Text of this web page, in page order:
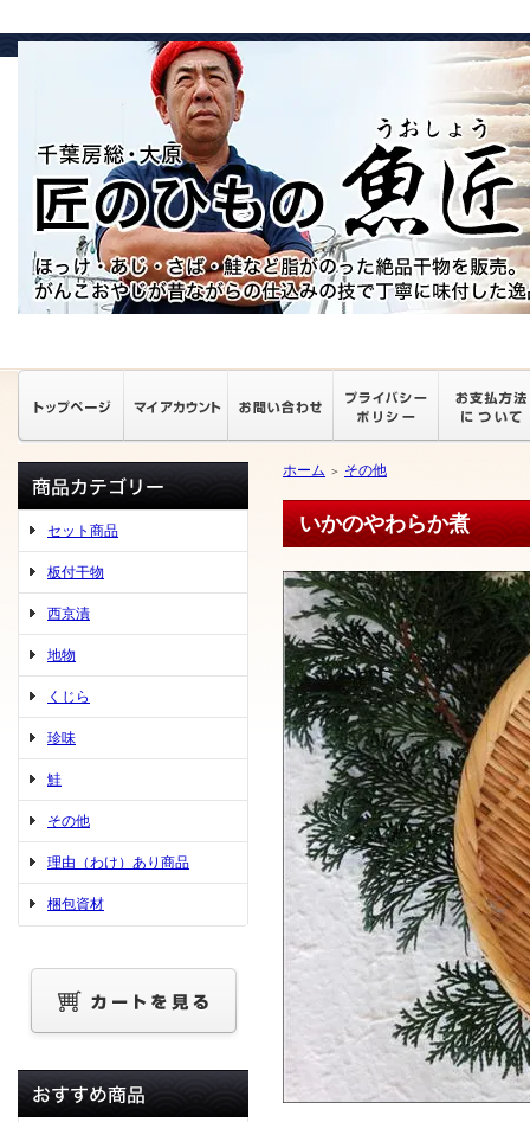
セット商品
板付干物
西京漬
地物
くじら
珍味
鮭
その他
理由（わけ）あり商品
梱包資材
ホーム ＞ その他
いかのやわらか煮